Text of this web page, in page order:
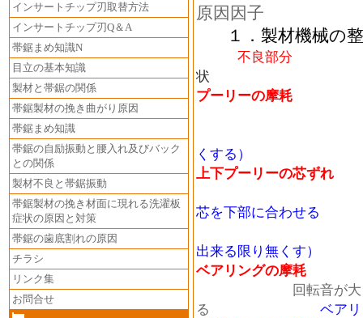
インサートチップ刃取替方法
インサートチップ刃Q＆A
帯鋸まめ知識N
目立の基本知識
製材と帯鋸の関係
帯鋸製材の挽き曲がり原因
帯鋸まめ知識
帯鋸の自励振動と腰入れ及びバック
との関係
製材不良と帯鋸振動
帯鋸製材の挽き材面に現れる洗濯板
症状の原因と対策
帯鋸の歯底割れの原因
チラシ
リンク集
お問合せ
原因因子
１．製材機械の
不良部分
状
プーリーの摩耗
くする）
上下プーリーの芯ずれ
芯を下部に合わせる
出来る限り無くす）
ベアリングの摩耗
回転音が大きく
る ベア